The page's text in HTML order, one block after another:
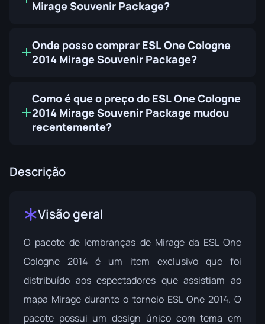
Mirage Souvenir Package?
Onde posso comprar ESL One Cologne
2014 Mirage Souvenir Package?
Como é que o preço do ESL One Cologne
2014 Mirage Souvenir Package mudou
recentemente?
Descrição
Visão geral
O pacote de lembranças de Mirage da ESL One
Cologne 2014 é um item exclusivo que foi
distribuído aos espectadores que assistiam ao
mapa Mirage durante o torneio ESL One 2014. O
pacote possui um design único com tema em